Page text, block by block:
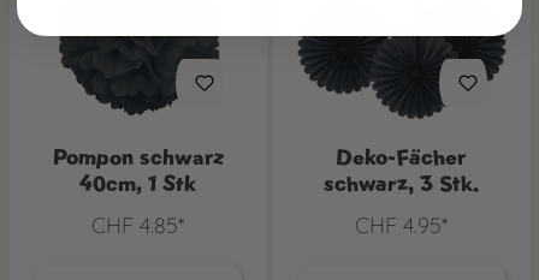
Pompon schwarz
40cm, 1 Stk
CHF 4.85*
Deko-Fächer
schwarz, 3 Stk.
CHF 4.95*